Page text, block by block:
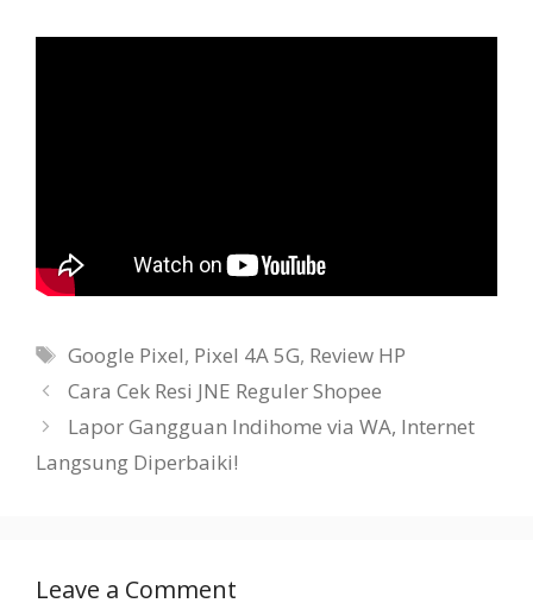
Tags
Google Pixel, Pixel 4A 5G, Review HP
Cara Cek Resi JNE Reguler Shopee
Lapor Gangguan Indihome via WA, Internet
Langsung Diperbaiki!
Leave a Comment